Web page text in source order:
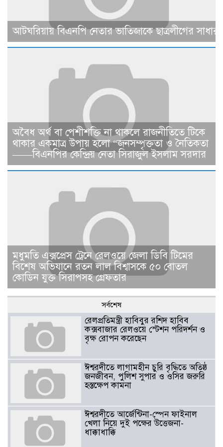
আটঘরিয়ায় বিএনপি নেতার ভাতিজাকে ছাত্রলীগের
​​অবৈধ অর্থ বা পেশীশক্তি না থাকলে রাজনীতিতে টিকে
থাকার একমাত্র উপায় হলো “জনসম্পৃক্ততা ও নৈতিকতা
——বিএনপির কেন্দ্রিয় নেতা সিরাজুল ইসলাম সরদার
মধুমতি এক্সপ্রেস ট্রেনে রেলওয়ে জেলা ডিবি টিমের
বিশেষ অভিযানে রতন লাল বিশ্বাসকে ৫০ বোতল
কোডিন যুক্ত সিরাপসহ গ্রেফতার
সর্বশেষ
রেলপ্রতিমন্ত্রী হাবিবুর রশিদ হাবিব
কক্সবাজার রেলওয়ে স্টেশন পরিদর্শন ও
বৃক্ষ রোপন করেছেন
ঈশ্বরদীতে লাগামহীন চুরি বৃদ্ধিতে অতিষ্ঠ
জনজীবন, পুলিশ সুপার ও ওসির জরুরি
হস্তক্ষেপ কামনা ​
ঈশ্বরদীতে আর্জেন্টিনা-স্পেন ফাইনাল
খেলা নিয়ে দুই পক্ষের উত্তেজনা-
ধাক্কাধাক্কি